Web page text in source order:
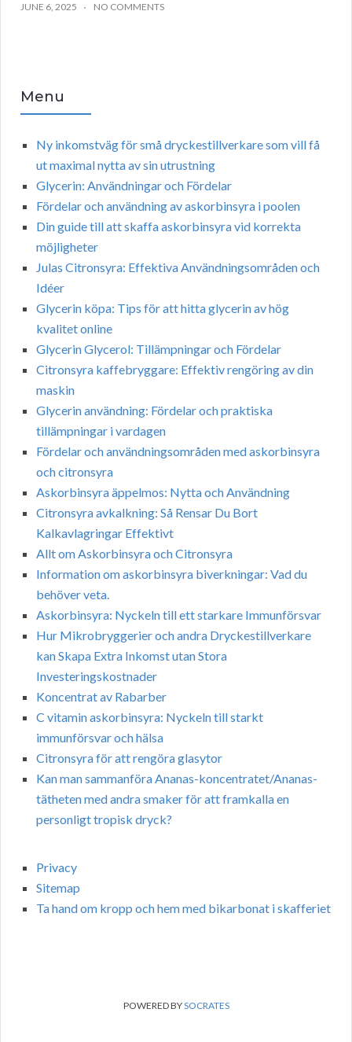
JUNE 6, 2025 NO COMMENTS
Menu
Ny inkomstväg för små dryckestillverkare som vill få
ut maximal nytta av sin utrustning
Glycerin: Användningar och Fördelar
Fördelar och användning av askorbinsyra i poolen
Din guide till att skaffa askorbinsyra vid korrekta
möjligheter
Julas Citronsyra: Effektiva Användningsområden och
Idéer
Glycerin köpa: Tips för att hitta glycerin av hög
kvalitet online
Glycerin Glycerol: Tillämpningar och Fördelar
Citronsyra kaffebryggare: Effektiv rengöring av din
maskin
Glycerin användning: Fördelar och praktiska
tillämpningar i vardagen
Fördelar och användningsområden med askorbinsyra
och citronsyra
Askorbinsyra äppelmos: Nytta och Användning
Citronsyra avkalkning: Så Rensar Du Bort
Kalkavlagringar Effektivt
Allt om Askorbinsyra och Citronsyra
Information om askorbinsyra biverkningar: Vad du
behöver veta.
Askorbinsyra: Nyckeln till ett starkare Immunförsvar
Hur Mikrobryggerier och andra Dryckestillverkare
kan Skapa Extra Inkomst utan Stora
Investeringskostnader
Koncentrat av Rabarber
C vitamin askorbinsyra: Nyckeln till starkt
immunförsvar och hälsa
Citronsyra för att rengöra glasytor
Kan man sammanföra Ananas-koncentratet/Ananas-
tätheten med andra smaker för att framkalla en
personligt tropisk dryck?
Privacy
Sitemap
Ta hand om kropp och hem med bikarbonat i skafferiet
POWERED BYSOCRATES